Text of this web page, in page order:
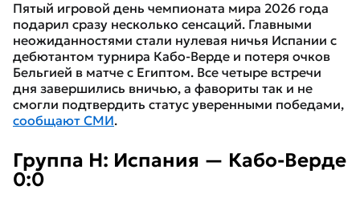
Пятый игровой день чемпионата мира 2026 года
подарил сразу несколько сенсаций. Главными
неожиданностями стали нулевая ничья Испании с
дебютантом турнира Кабо-Верде и потеря очков
Бельгией в матче с Египтом. Все четыре встречи
дня завершились вничью, а фавориты так и не
смогли подтвердить статус уверенными победами,
сообщают СМИ.
Группа H: Испания — Кабо-Верде
0:0